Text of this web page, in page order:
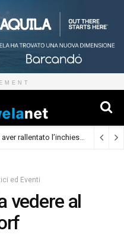
scow e foil (Cronaca)
ed Eventi
vedere al